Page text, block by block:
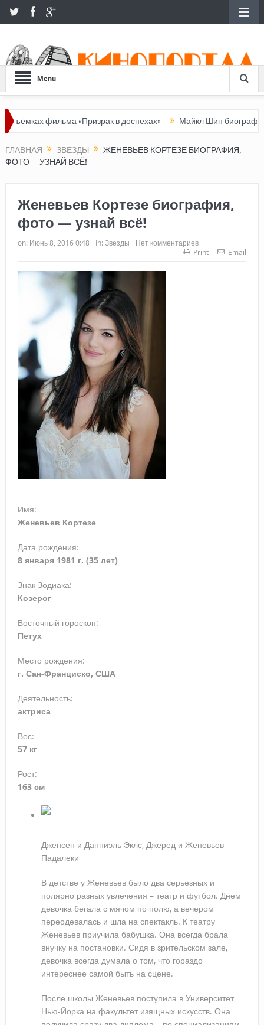
Menu
«Призрак в доспехах» Майкл Шин биография, фото —
ГЛАВНАЯ ЗВЕЗДЫ
ЖЕНЕВЬЕВ КОРТЕЗЕ БИОГРАФИЯ,
ФОТО — УЗНАЙ ВСЁ!
Женевьев Кортезе биография,
фото — узнай всё!
on: Июнь 8, 2016 0:48 In: Звезды
Нет комментариев
Print
Email
Имя:
Женевьев Кортезе
Дата рождения:
8 января 1981 г. (35 лет)
Знак Зодиака:
Козерог
Восточный гороскоп:
Петух
Место рождения:
г. Сан-Франциско, США
Деятельность:
актриса
Вес:
57 кг
Рост:
163 см
Дженсен и Данниэль Эклс, Джеред и Женевьев
Падалеки
В детстве у Женевьев было два серьезных и
полярно разных увлечения – театр и футбол. Днем
девочка бегала с мячом по полю, а вечером
переодевалась и шла на спектакль. К театру
Женевьев приучила бабушка. Она всегда брала
внучку на постановки. Сидя в зрительском зале,
девочка всегда думала о том, что гораздо
интереснее самой быть на сцене.
После школы Женевьев поступила в Университет
Нью-Йорка на факультет изящных искусств. Она